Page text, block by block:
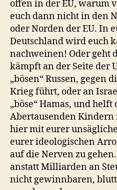
offen in der EU, warum
euch dann nicht in den
oder Norden der EU. In
Deutschland wird euch
nachweinen! Oder geht
kämpft an der Seite der
„bösen“ Russen, gegen
Krieg führt, oder an
„böse“ Hamas, und
Abertausenden Kindern
hier mit eurer
eurer ideologischen
auf die Nerven zu
anstatt Milliarden an
nicht gewinnbaren,